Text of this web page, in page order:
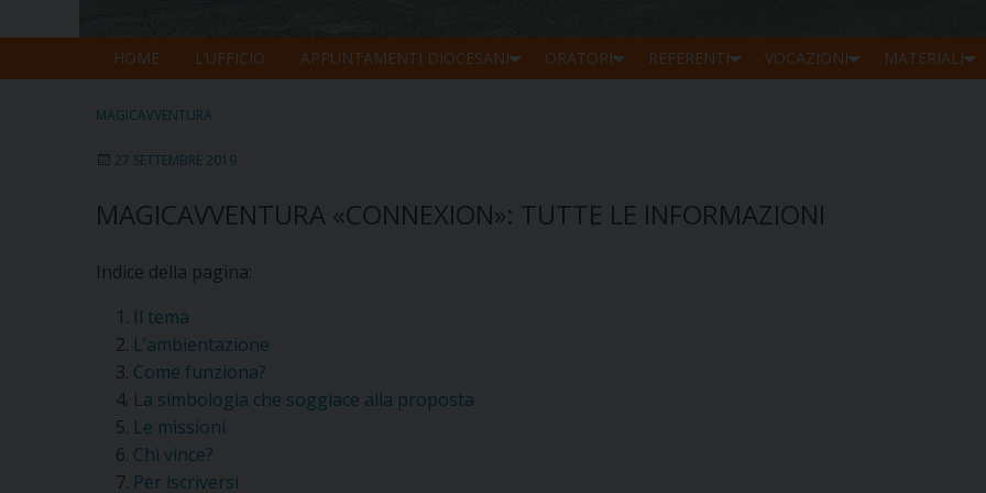
HOME L’UFFICIO APPUNTAMENTI DIOCESANI ORATORI REFERENTI VOCAZIONI MATERIALI
MAGICAVVENTURA
27 SETTEMBRE 2019
MAGICAVVENTURA «CONNEXION»: TUTTE LE INFORMAZIONI
Indice della pagina:
Il tema
L’ambientazione
Come funziona?
La simbologia che soggiace alla proposta
Le missioni
Chi vince?
Per iscriversi